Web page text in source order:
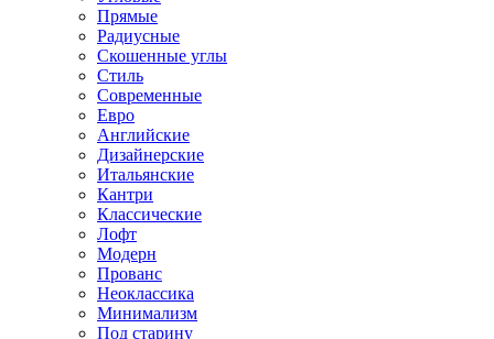
Прямые
Радиусные
Скошенные углы
Стиль
Современные
Евро
Английские
Дизайнерские
Итальянские
Кантри
Классические
Лофт
Модерн
Прованс
Неоклассика
Минимализм
Под старину